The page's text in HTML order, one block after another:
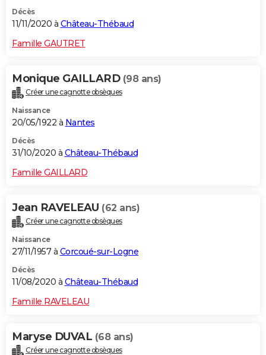
Décès
11/11/2020 à Château-Thébaud
Famille GAUTRET
Monique GAILLARD (98 ans)
Créer une cagnotte obsèques
Naissance
20/05/1922 à Nantes
Décès
31/10/2020 à Château-Thébaud
Famille GAILLARD
Jean RAVELEAU (62 ans)
Créer une cagnotte obsèques
Naissance
27/11/1957 à Corcoué-sur-Logne
Décès
11/08/2020 à Château-Thébaud
Famille RAVELEAU
Maryse DUVAL (68 ans)
Créer une cagnotte obsèques